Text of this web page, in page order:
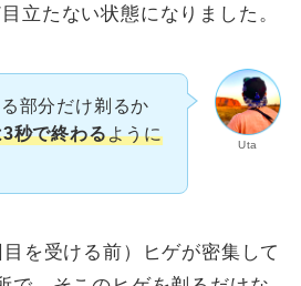
立たない状態になりました。
Uta
部分だけ剃るか
秒で終わるように
を受ける前）ヒゲが密集して